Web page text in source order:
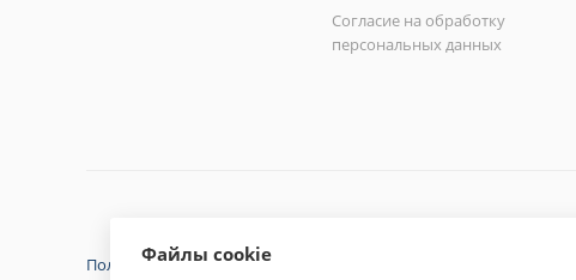
Согласие на обработку
персональных данных
Политика конфиденциальности
Файлы cookie